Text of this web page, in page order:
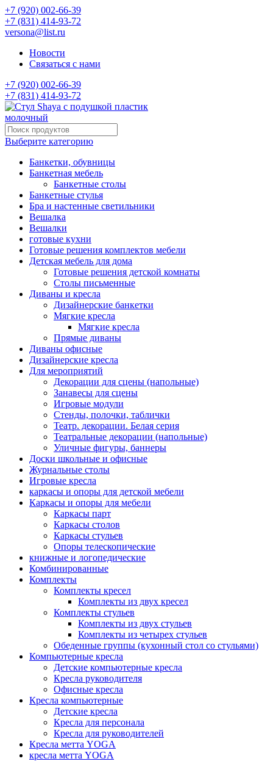
+7 (920) 002-66-39
+7 (831) 414-93-72
versona@list.ru
Новости
Связаться с нами
+7 (920) 002-66-39
+7 (831) 414-93-72
Выберите категорию
Банкетки, обувницы
Банкетная мебель
Банкетные столы
Банкетные стулья
Бра и настенные светильники
Вешалка
Вешалки
готовые кухни
Готовые решения комплектов мебели
Детская мебель для дома
Готовые решения детской комнаты
Столы письменные
Диваны и кресла
Дизайнерские банкетки
Мягкие кресла
Мягкие кресла
Прямые диваны
Диваны офисные
Дизайнерские кресла
Для мероприятий
Декорации для сцены (напольные)
Занавесы для сцены
Игровые модули
Стенды, полочки, таблички
Театр. декорации. Белая серия
Театральные декорации (напольные)
Уличные фигуры, баннеры
Доски школьные и офисные
Журнальные столы
Игровые кресла
каркасы и опоры для детской мебели
Каркасы и опоры для мебели
Каркасы парт
Каркасы столов
Каркасы стульев
Опоры телескопические
книжные и логопедические
Комбинированные
Комплекты
Комплекты кресел
Комплекты из двух кресел
Комплекты стульев
Комплекты из двух стульев
Комплекты из четырех стульев
Обеденные группы (кухонный стол со стульями)
Компьютерные кресла
Детские компьютерные кресла
Кресла руководителя
Офисные кресла
Кресла компьютерные
Детские кресла
Кресла для персонала
Кресла для руководителей
Кресла метта YOGA
кресла метта YOGA